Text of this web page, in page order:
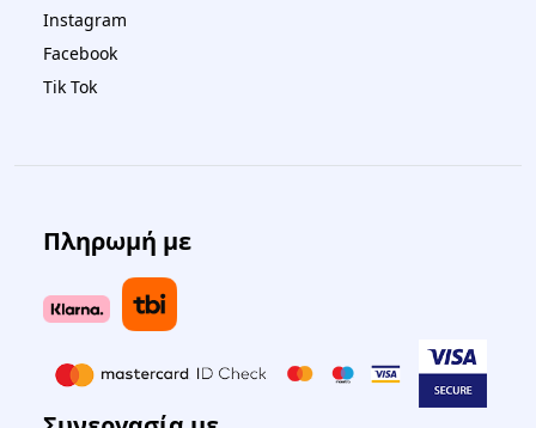
Instagram
Facebook
Tik Tok
Πληρωμή με